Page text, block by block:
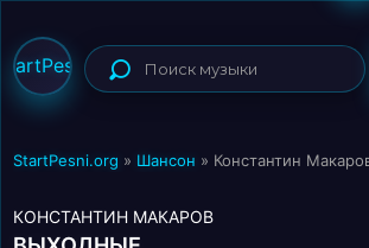
StartPesni.org » Шансон » Константин
КОНСТАНТИН МАКАРОВ